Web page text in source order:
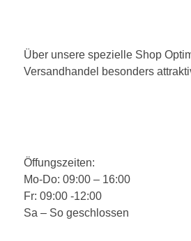
Über unsere spezielle Shop
Versandhandel besonders
Öffungszeiten:
Mo-Do: 09:00 – 16:00
Fr: 09:00 -12:00
Sa – So geschlossen